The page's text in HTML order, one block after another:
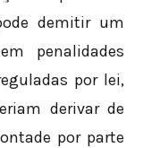
demitir um
penalidades
por lei,
derivar de
por parte